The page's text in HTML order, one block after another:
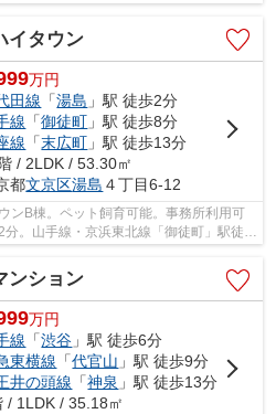
交通の利便性だ...
イタウン
万円
田線 「湯島 」駅 徒歩2分
線 「御徒町 」駅 徒歩8分
線 「末広町 」駅 徒歩13分
/ 2LDK / 53.30㎡
都文京区湯島 ４丁目6-12
ンB棟。ペット飼育可能。事務所利用可
。山手線・京浜東北線「御徒町」駅徒歩
徒歩6分と利便性...
ンション
万円
線 「渋谷 」駅 徒歩6分
東横線 「代官山 」駅 徒歩9分
井の頭線 「神泉 」駅 徒歩13分
/ 1LDK / 35.18㎡